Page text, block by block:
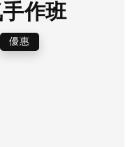
作班
優惠